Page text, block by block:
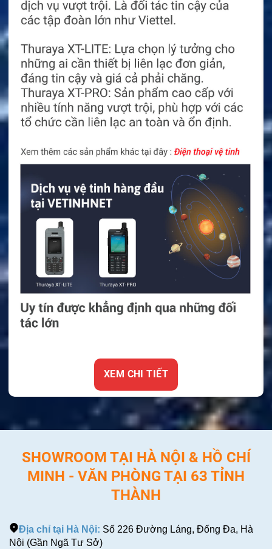
XEM CHI TIẾT
SHOWROOM TẠI HÀ NỘI & HỒ CHÍ
MINH - VĂN PHÒNG TẠI 63 TỈNH
THÀNH
Địa chỉ tại Hà Nội: Số 226 Đường Láng, Đống Đa, Hà
Nội (Gần Ngã Tư Sở)